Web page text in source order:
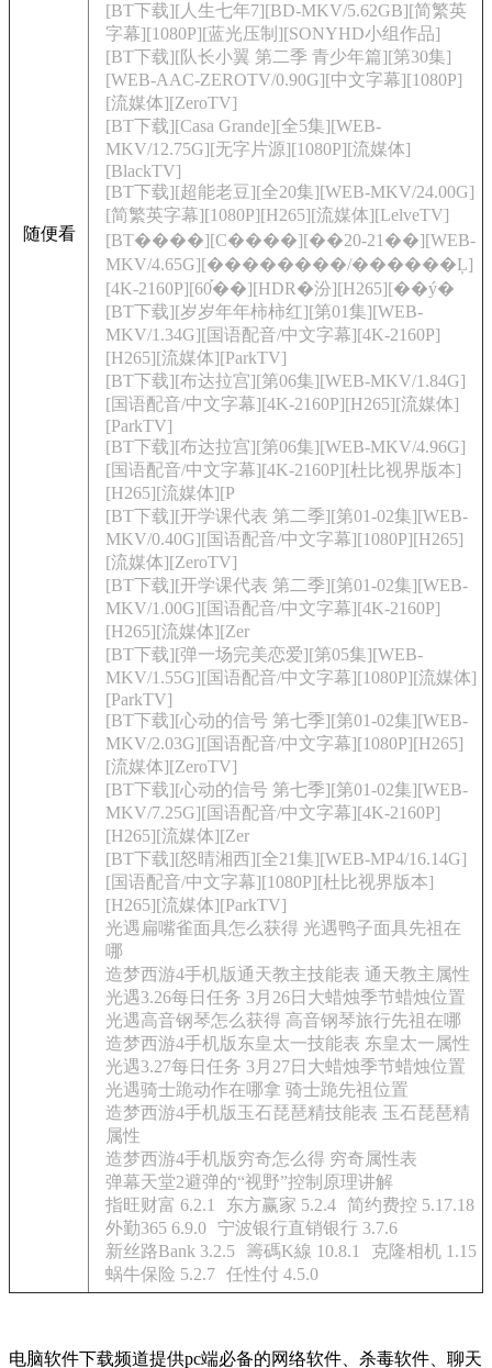
随便看
[BT下载][人生七年7][BD-MKV/5.62GB][简繁英
字幕][1080P][蓝光压制][SONYHD小组作品]
[BT下载][队长小翼 第二季 青少年篇][第30集]
[WEB-AAC-ZEROTV/0.90G][中文字幕][1080P]
[流媒体][ZeroTV]
[BT下载][Casa Grande][全5集][WEB-
MKV/12.75G][无字片源][1080P][流媒体]
[BlackTV]
[BT下载][超能老豆][全20集][WEB-MKV/24.00G]
[简繁英字幕][1080P][H265][流媒体][LelveTV]
[BT����][С����][��20-21��][WEB-
MKV/4.65G][��������/������Ļ]
[4K-2160P][60֡��][HDR�汾][H265][��ý�
[BT下载][岁岁年年柿柿红][第01集][WEB-
MKV/1.34G][国语配音/中文字幕][4K-2160P]
[H265][流媒体][ParkTV]
[BT下载][布达拉宫][第06集][WEB-MKV/1.84G]
[国语配音/中文字幕][4K-2160P][H265][流媒体]
[ParkTV]
[BT下载][布达拉宫][第06集][WEB-MKV/4.96G]
[国语配音/中文字幕][4K-2160P][杜比视界版本]
[H265][流媒体][P
[BT下载][开学课代表 第二季][第01-02集][WEB-
MKV/0.40G][国语配音/中文字幕][1080P][H265]
[流媒体][ZeroTV]
[BT下载][开学课代表 第二季][第01-02集][WEB-
MKV/1.00G][国语配音/中文字幕][4K-2160P]
[H265][流媒体][Zer
[BT下载][弹一场完美恋爱][第05集][WEB-
MKV/1.55G][国语配音/中文字幕][1080P][流媒体]
[ParkTV]
[BT下载][心动的信号 第七季][第01-02集][WEB-
MKV/2.03G][国语配音/中文字幕][1080P][H265]
[流媒体][ZeroTV]
[BT下载][心动的信号 第七季][第01-02集][WEB-
MKV/7.25G][国语配音/中文字幕][4K-2160P]
[H265][流媒体][Zer
[BT下载][怒晴湘西][全21集][WEB-MP4/16.14G]
[国语配音/中文字幕][1080P][杜比视界版本]
[H265][流媒体][ParkTV]
光遇扁嘴雀面具怎么获得 光遇鸭子面具先祖在
哪
造梦西游4手机版通天教主技能表 通天教主属性
光遇3.26每日任务 3月26日大蜡烛季节蜡烛位置
光遇高音钢琴怎么获得 高音钢琴旅行先祖在哪
造梦西游4手机版东皇太一技能表 东皇太一属性
光遇3.27每日任务 3月27日大蜡烛季节蜡烛位置
光遇骑士跪动作在哪拿 骑士跪先祖位置
造梦西游4手机版玉石琵琶精技能表 玉石琵琶精
属性
造梦西游4手机版穷奇怎么得 穷奇属性表
弹幕天堂2避弹的“视野”控制原理讲解
指旺财富 6.2.1
东方赢家 5.2.4
简约费控 5.17.18
外勤365 6.9.0 宁波银行直销银行 3.7.6
新丝路Bank 3.2.5
籌碼K線 10.8.1
克隆相机 1.15
蜗牛保险 5.2.7 任性付 4.5.0
电脑软件下载频道提供pc端必备的网络软件、杀毒软件、聊天